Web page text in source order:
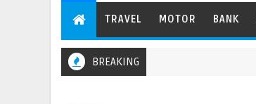
TRAVEL MOTOR BANK
BREAKING